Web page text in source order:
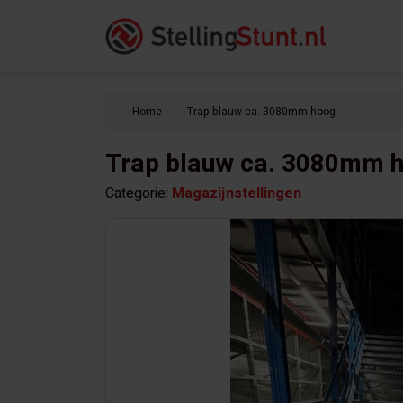
Home keyboard_arrow_right Trap blauw ca. 3080mm hoog
Trap blauw ca. 3080mm
Categorie: Magazijnstellingen